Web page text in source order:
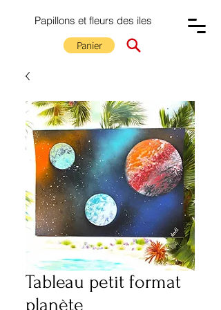
Papillons et fleurs des iles
Panier
Tableau petit format
planète